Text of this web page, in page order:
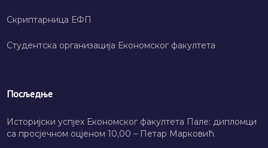
Скриптарница ЕФП
Студентска организација Економског факултета
Посљедње
Историјски успјех Економског факултета Пале: дипломци
са просјечном оцјеном 10,00 – Петар Марковић